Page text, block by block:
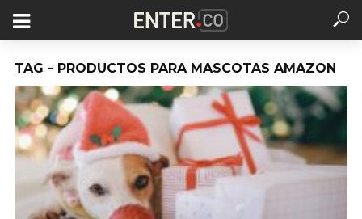
TAG - PRODUCTOS PARA MASCOTAS AMAZON